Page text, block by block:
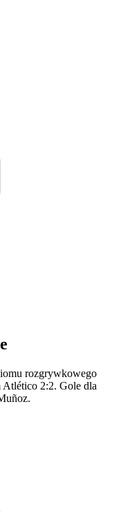
rozgrywkowego
Atlético 2:2. Gole dla